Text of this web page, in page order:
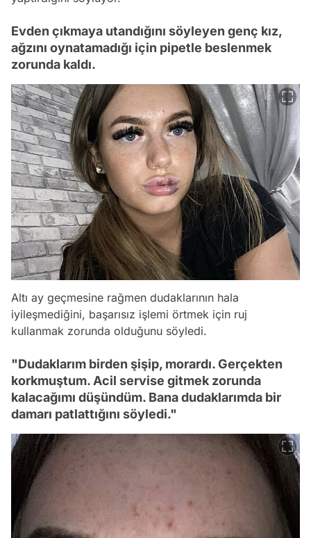
Evden çıkmaya utandığını söyleyen genç kız,
ağzını oynatamadığı için pipetle beslenmek
zorunda kaldı.
Altı ay geçmesine rağmen dudaklarının hala
iyileşmediğini, başarısız işlemi örtmek için ruj
kullanmak zorunda olduğunu söyledi.
"Dudaklarım birden şişip, morardı. Gerçekten
korkmuştum. Acil servise gitmek zorunda
kalacağımı düşündüm. Bana dudaklarımda bir
damarı patlattığını söyledi."